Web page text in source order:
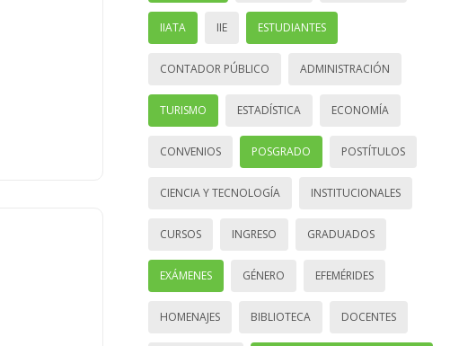
IIATA IIE ESTUDIANTES
CONTADOR PÚBLICO ADMINISTRACIÓN
TURISMO ESTADÍSTICA ECONOMÍA
CONVENIOS POSGRADO POSTÍTULOS
CIENCIA Y TECNOLOGÍA INSTITUCIONALES
CURSOS INGRESO GRADUADOS
EXÁMENES GÉNERO EFEMÉRIDES
HOMENAJES BIBLIOTECA DOCENTES